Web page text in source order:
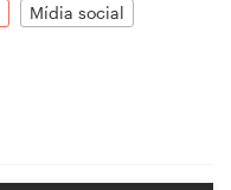
Mídia social